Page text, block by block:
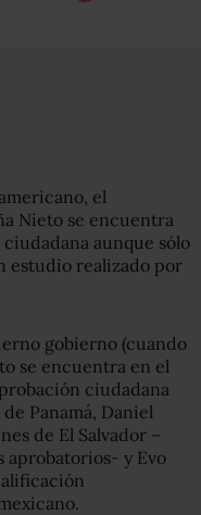
el
Nieto se encuentra
aunque sólo
estudio realizado por
gobierno (cuando
se encuentra en el
ciudadana
Panamá, Daniel
de El Salvador –
aprobatorios- y Evo